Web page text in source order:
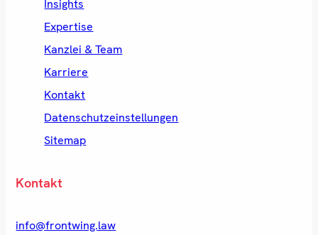
Insights
Expertise
Kanzlei & Team
Karriere
Kontakt
Datenschutzeinstellungen
Sitemap
Kontakt
info@frontwing.law